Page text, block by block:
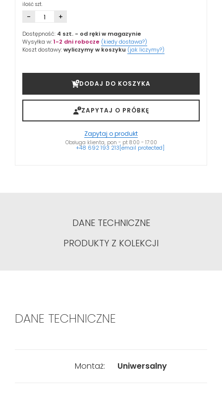
ilość szt.
- +
Dostępność: 4 szt. - od ręki w magazynie
Wysyłka w:1-2 dni robocze (kiedy dostawa?)
Koszt dostawy:wyliczymy w koszyku (jak liczymy?)
DODAJ DO KOSZYKA
ZAPYTAJ O PRÓBKĘ
Zapytaj o produkt
Obsługa klienta, pon - pt 8:00 - 17:00
+48 692 193 213[email protected]
DANE TECHNICZNE
PRODUKTY Z KOLEKCJI
DANE TECHNICZNE
Montaż: Uniwersalny